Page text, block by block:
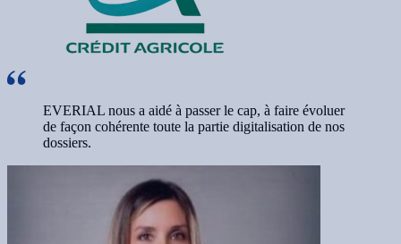
EVERIAL nous a aidé à passer le cap, à faire évoluer
de façon cohérente toute la partie digitalisation de nos
dossiers.